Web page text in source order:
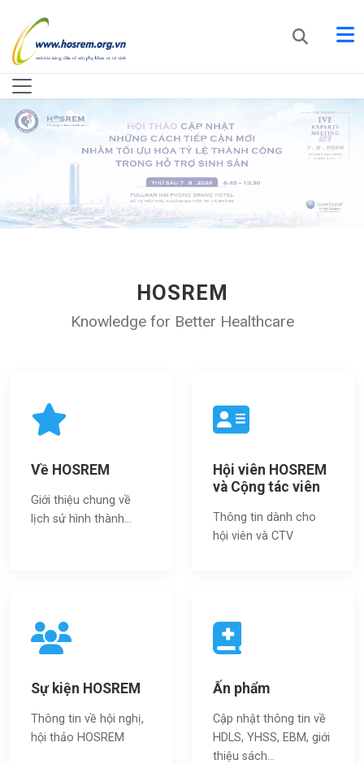
HOSREM
Knowledge for Better Healthcare
Về HOSREM
Giới thiệu chung về
lịch sử hình thành...
Hội viên HOSREM
và Cộng tác viên
Thông tin dành cho
hội viên và CTV
Sự kiện HOSREM
Thông tin về hội nghị,
hội thảo HOSREM
Ấn phẩm
Cập nhật thông tin về
HDLS, YHSS, EBM, giới
thiệu sách…